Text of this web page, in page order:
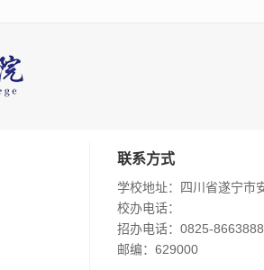
联系方式
学校地址：四川省遂宁市
校办电话：
招办电话：0825-
邮编：629000